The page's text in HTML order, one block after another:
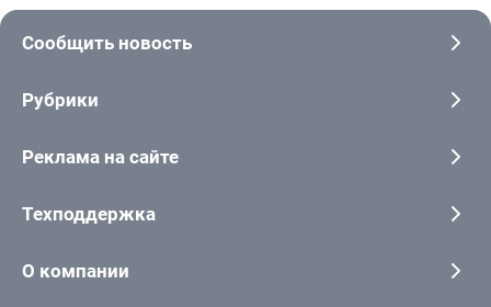
Сообщить новость
Рубрики
Реклама на сайте
Техподдержка
О компании